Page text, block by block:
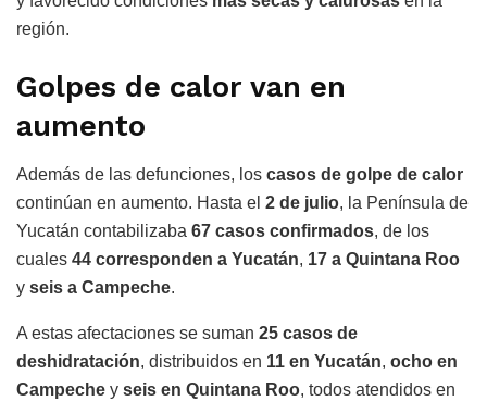
región.
Golpes de calor van en
aumento
Además de las defunciones, los casos de golpe de calor
continúan en aumento. Hasta el 2 de julio, la Península de
Yucatán contabilizaba 67 casos confirmados, de los
cuales 44 corresponden a Yucatán, 17 a Quintana Roo
y seis a Campeche.
A estas afectaciones se suman 25 casos de
deshidratación, distribuidos en 11 en Yucatán, ocho en
Campeche y seis en Quintana Roo, todos atendidos en